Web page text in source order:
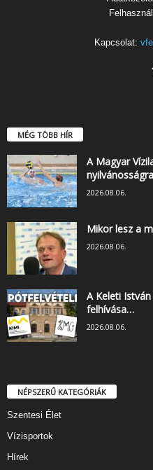
Kapcsolat:
MÉG TÖBB HÍR
A Magyar
2026.08.06.
Mikor lesz a
2026.08.06.
A Keleti
felhívása…
2026.08.06.
NÉPSZERŰ KATEGÓRIÁK
Szentesi Élet
Vízisportok
Hírek